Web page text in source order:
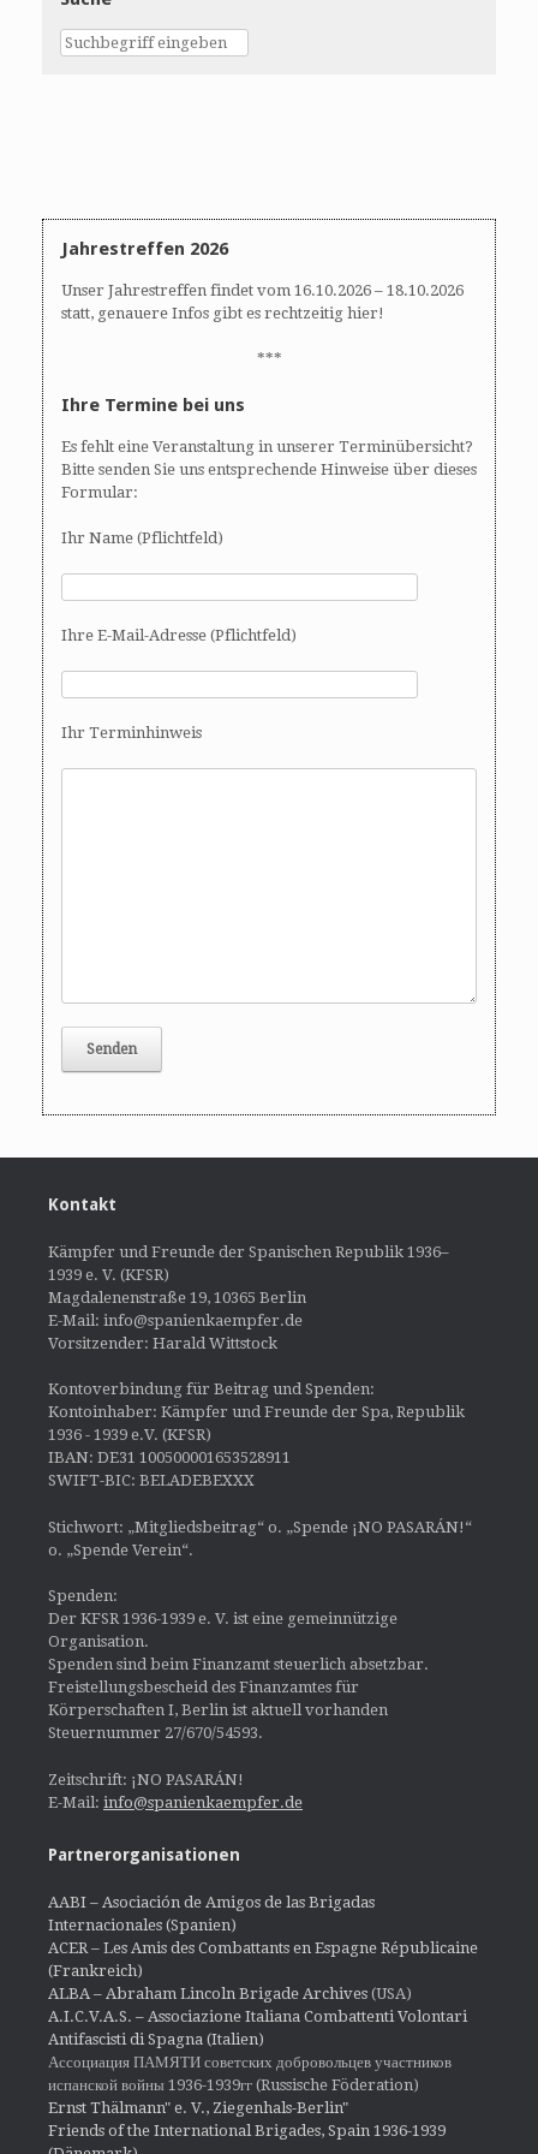
t
o
Jahrestreffen 2026
Unser Jahrestreffen findet vom 16.10.2026 – 18.10.2026
statt, genauere Infos gibt es rechtzeitig hier!
***
Ihre Termine bei uns
Es fehlt eine Veranstaltung in unserer Terminübersicht?
Bitte senden Sie uns entsprechende Hinweise über dieses
Formular:
Ihr Name (Pflichtfeld)
Ihre E-Mail-Adresse (Pflichtfeld)
Ihr Terminhinweis
Kontakt
Kämpfer und Freunde der Spanischen Republik 1936–
1939 e. V. (KFSR)
Magdalenenstraße 19, 10365 Berlin
E-Mail: info@spanienkaempfer.de
Vorsitzender: Harald Wittstock
Kontoverbindung für Beitrag und Spenden:
Kontoinhaber: Kämpfer und Freunde der Spa, Republik
1936 - 1939 e.V. (KFSR)
IBAN: DE31 100500001653528911
SWIFT-BIC: BELADEBEXXX
Stichwort: „Mitgliedsbeitrag“ o. „Spende ¡NO PASARÁN!“
o. „Spende Verein“.
Spenden:
Der KFSR 1936-1939 e. V. ist eine gemeinnützige
Organisation.
Spenden sind beim Finanzamt steuerlich absetzbar.
Freistellungsbescheid des Finanzamtes für
Körperschaften I, Berlin ist aktuell vorhanden
Steuernummer 27/670/54593.
Zeitschrift: ¡NO PASARÁN!
E-Mail: info@spanienkaempfer.de
Partnerorganisationen
AABI – Asociación de Amigos de las Brigadas
Internacionales (Spanien)
ACER – Les Amis des Combattants en Espagne Républicaine
(Frankreich)
ALBA – Abraham Lincoln Brigade Archives (USA)
A.I.C.V.A.S. – Associazione Italiana Combattenti Volontari
Antifascisti di Spagna (Italien)
Ассоциация ПАМЯТИ советских добровольцев участников
испанской войны 1936-1939гг (Russische Föderation)
Ernst Thälmann" e. V., Ziegenhals-Berlin"
Friends of the International Brigades, Spain 1936-1939